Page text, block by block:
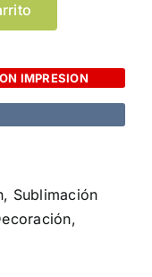
IMPRESION
, Sublimación
,